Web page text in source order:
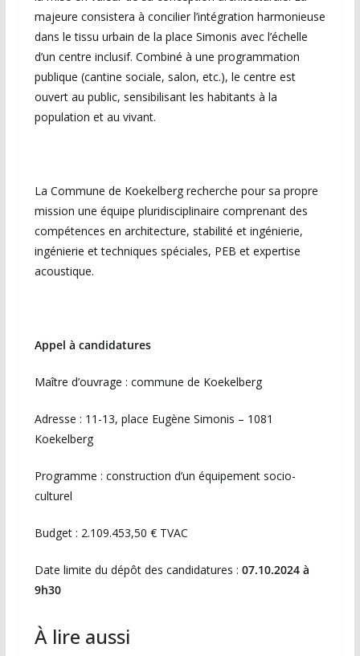
majeure consistera à concilier l’intégration harmonieuse
dans le tissu urbain de la place Simonis avec l’échelle
d’un centre inclusif. Combiné à une programmation
publique (cantine sociale, salon, etc.), le centre est
ouvert au public, sensibilisant les habitants à la
population et au vivant.
La Commune de Koekelberg recherche pour sa propre
mission une équipe pluridisciplinaire comprenant des
compétences en architecture, stabilité et ingénierie,
ingénierie et techniques spéciales, PEB et expertise
acoustique.
Appel à candidatures
Maître d’ouvrage : commune de Koekelberg
Adresse : 11-13, place Eugène Simonis – 1081
Koekelberg
Programme : construction d’un équipement socio-
culturel
Budget : 2.109.453,50 € TVAC
Date limite du dépôt des candidatures : 07.10.2024 à
9h30
À lire aussi